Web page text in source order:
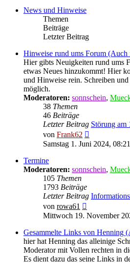
News und Hinweise
Themen
Beiträge
Letzter Beitrag
Hinweise rund ums Forum (Auch
Hier gibts Neuigkeiten rund ums
etwas Neues hinzukommt! Hier
und Hinweise rein. Schreiben
möglich.
Moderatoren: sonnschein,
38 Themen
46 Beiträge
Letzter Beitrag Störung am
von Frank62
Beitrag
Samstag 1. Juni 2024, 08:21
Termine
Moderatoren: sonnschein,
105 Themen
1793 Beiträge
Letzter Beitrag
von rowa61
Beitrag
Mittwoch 19. November
Gesammelte Links von Henning
hier hat Henning das alleinige
Moderator mit Vollen rechten in
Es dient dazu das seine Links in